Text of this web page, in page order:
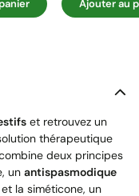
Ajouter au
et retrouvez un
thérapeutique
deux principes
un antispasmodique
la siméticone, un